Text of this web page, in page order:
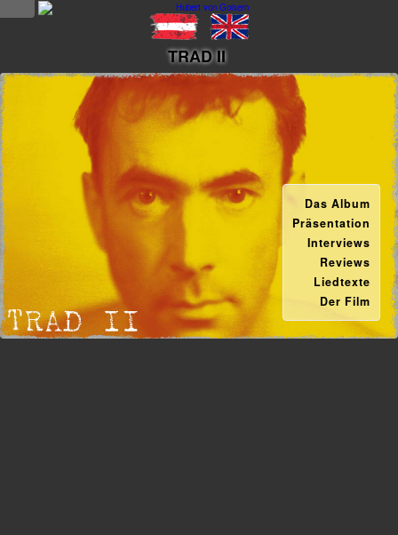
news
updates
tourplan
alben &
TRAD II
Das Album
Präsentation
Interviews
Reviews
Liedtexte
Der Film